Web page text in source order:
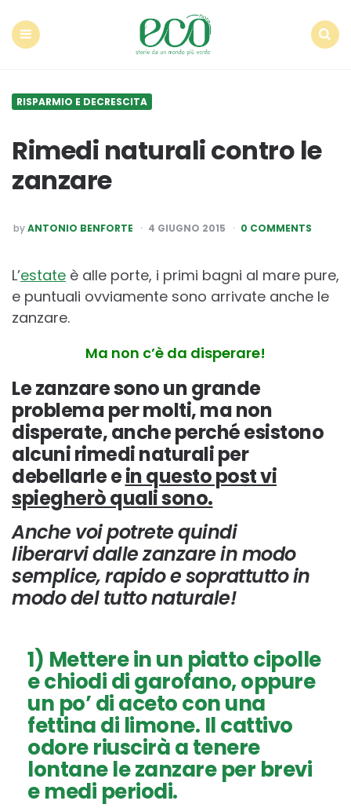
RISPARMIO E DECRESCITA
Rimedi naturali contro le
zanzare
POSTED
BY
byANTONIO BENFORTE 4 GIUGNO 2015 0 COMMENTS
L’estate è alle porte, i primi bagni al mare pure,
e puntuali ovviamente sono arrivate anche le
zanzare.
Ma non c’è da disperare!
Le zanzare sono un grande
problema per molti, ma non
disperate, anche perché esistono
alcuni rimedi naturali per
debellarle ein questo post vi
spiegherò quali sono.
Anche voi potrete quindi
liberarvi dalle zanzare in modo
semplice, rapido e soprattutto in
modo del tutto naturale!
1) Mettere in un piattocipolle
e chiodi di garofano, oppure
un po’ di aceto con una
fettina di limone. Il cattivo
odore riuscirà a tenere
lontane le zanzare per brevi
e medi periodi.